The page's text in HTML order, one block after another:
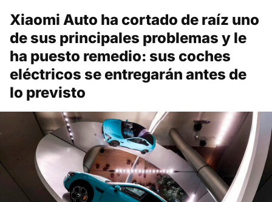
Xiaomi Auto ha cortado de raíz uno
de sus principales problemas y le
ha puesto remedio: sus coches
eléctricos se entregarán antes de
lo previsto